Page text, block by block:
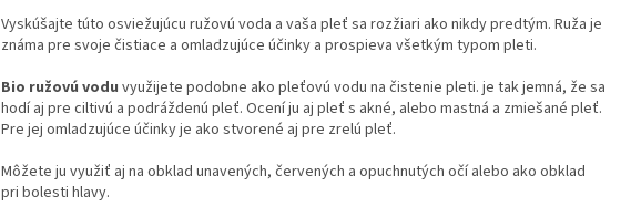
Vyskúšajte túto osviežujúcu ružovú voda a vaša pleť sa rozžiari ako nikdy predtým. Ruža je
známa pre svoje čistiace a omladzujúce účinky a prospieva všetkým typom pleti.
Bio ružovú vodu využijete podobne ako pleťovú vodu na čistenie pleti. je tak jemná, že sa
hodí aj pre ciltivú a podráždenú pleť. Ocení ju aj pleť s akné, alebo mastná a zmiešané pleť.
Pre jej omladzujúce účinky je ako stvorené aj pre zrelú pleť.
Môžete ju využiť aj na obklad unavených, červených a opuchnutých očí alebo ako obklad
pri bolesti hlavy.